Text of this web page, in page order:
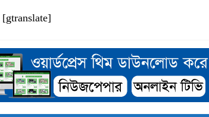
[gtranslate]